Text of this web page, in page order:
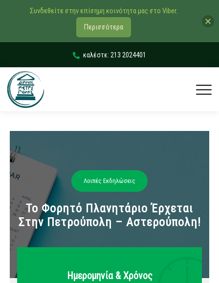
καλέστε: 213 2024401
Λοιπές Εκδηλώσεις
Το Φορητό Πλανητάριο Έρχεται
Στην Πετρούπολη – Αστερούπολη!
Ημερομηνία & Xρόνος
Συνδεθείτε στην επίσημη κοινότητα μας στο Viber.
Περισσότερα